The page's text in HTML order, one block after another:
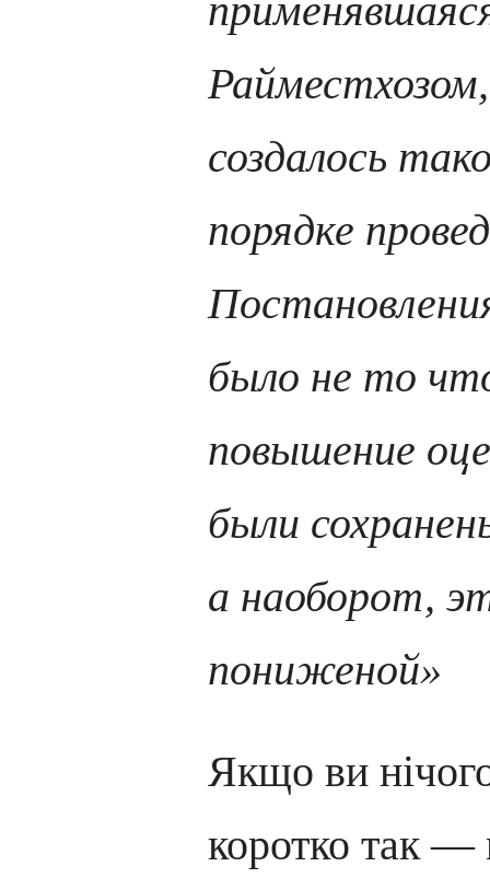
создалось
порядке
было не то
повышение
были
а наоборот,
пониженой»
Якщо ви
коротко так